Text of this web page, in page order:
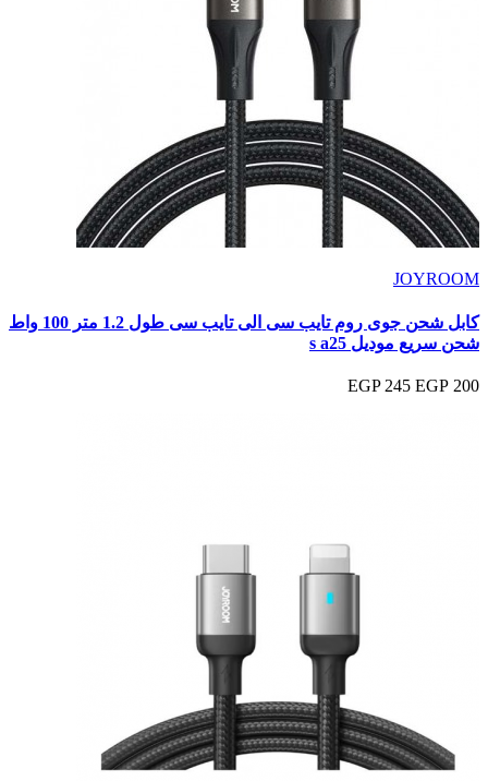
JOYROOM
كابل شحن جوى روم تايب سى الى تايب سى طول 1.2 متر 100 واط
شحن سريع موديل s a25
200 EGP
245 EGP